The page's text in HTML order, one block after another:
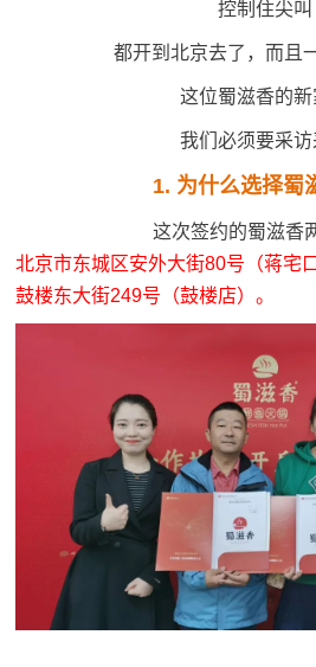
控制住尖叫
都开到北京去了，而且
这位蜀滋香的新
我们必须要采
1. 为什么选择蜀
这次签约的蜀滋香两家加
北京市东城区安外大街80号（蒋宅
鼓楼东大街249号（鼓楼店）。